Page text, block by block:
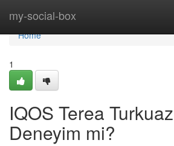
my-social-box
Home
Home
1
IQOS Terea
Deneyim mi?